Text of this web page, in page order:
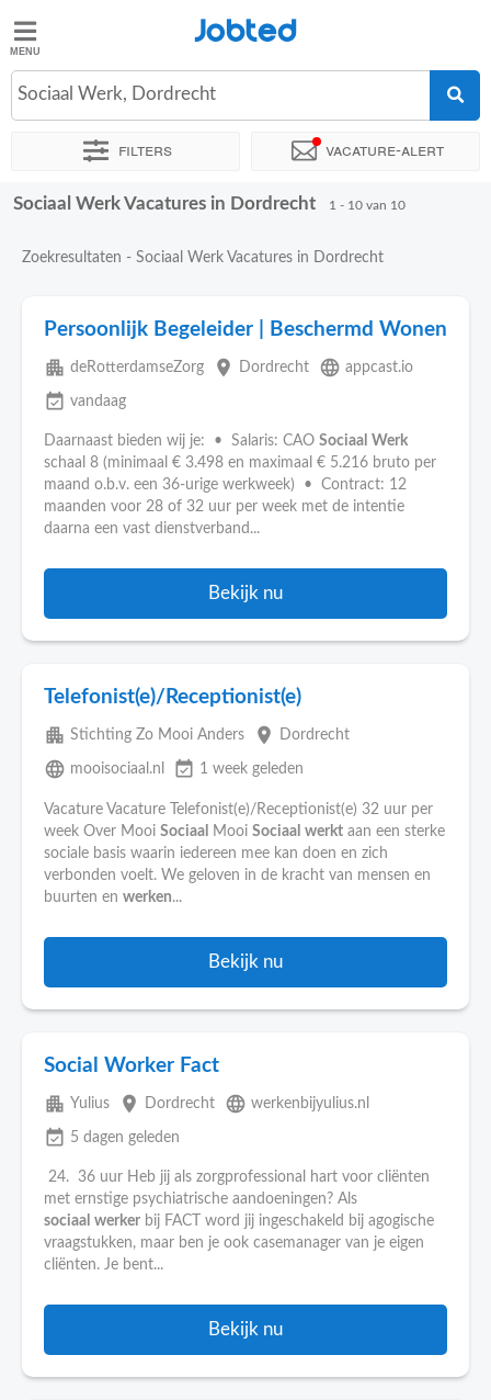
Jobted
Vacatures
Salarissen
Jobted
Sociaal Werk, Dordrecht
Filters Vacature-alert
Sorteer op Exacte locatie Bedrijf Soort dienstverband
Sociaal Werk Vacatures in Dordrecht 1 - 10 van 10
Zoekresultaten - Sociaal Werk Vacatures in Dordrecht
Persoonlijk Begeleider | Beschermd Wonen
apartment deRotterdamseZorg place Dordrecht language appcast.io
event_available vandaag
Daarnaast bieden wij je: • Salaris: CAO Sociaal Werk
schaal 8 (minimaal € 3.498 en maximaal € 5.216 bruto per
maand o.b.v. een 36-urige werkweek) • Contract: 12
maanden voor 28 of 32 uur per week met de intentie
daarna een vast dienstverband...
Bekijk nu
Telefonist(e)/Receptionist(e)
apartment Stichting Zo Mooi Anders place Dordrecht
language mooisociaal.nl event_available 1 week geleden
Vacature Vacature Telefonist(e)/Receptionist(e) 32 uur per
week Over Mooi Sociaal Mooi Sociaal werkt aan een sterke
sociale basis waarin iedereen mee kan doen en zich
verbonden voelt. We geloven in de kracht van mensen en
buurten en werken...
Bekijk nu
Social Worker Fact
apartment Yulius place Dordrecht language werkenbijyulius.nl
event_available 5 dagen geleden
24. 36 uur Heb jij als zorgprofessional hart voor cliënten
met ernstige psychiatrische aandoeningen? Als
sociaal werker bij FACT word jij ingeschakeld bij agogische
vraagstukken, maar ben je ook casemanager van je eigen
cliënten. Je bent...
Bekijk nu